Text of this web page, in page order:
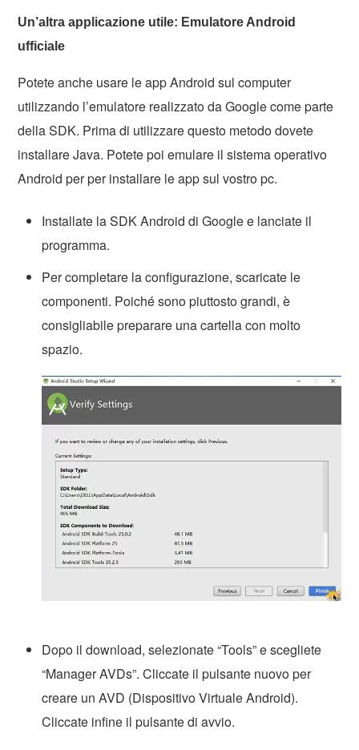
Un’altra applicazione utile: Emulatore Android
ufficiale
Potete anche usare le app Android sul computer
utilizzando l’emulatore realizzato da Google come parte
della SDK. Prima di utilizzare questo metodo dovete
installare Java. Potete poi emulare il sistema operativo
Android per per installare le app sul vostro pc.
Installate la SDK Android di Google e lanciate il
programma.
Per completare la configurazione, scaricate le
componenti. Poiché sono piuttosto grandi, è
consigliabile preparare una cartella con molto
spazio.
Dopo il download, selezionate “Tools” e scegliete
“Manager AVDs”. Cliccate il pulsante nuovo per
creare un AVD (Dispositivo Virtuale Android).
Cliccate infine il pulsante di avvio.